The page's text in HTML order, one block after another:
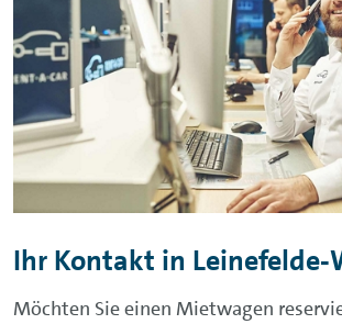
Ihr Kontakt in
Möchten Sie einen Mietwagen